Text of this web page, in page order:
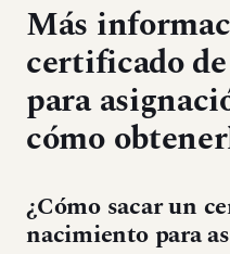
Más
certificado
para
cómo
¿Cómo sacar un
nacimiento para